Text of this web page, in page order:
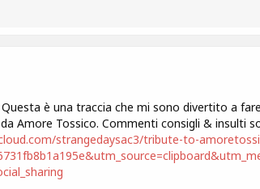
è una traccia che mi sono divertito a fare
Amore Tossico. Commenti consigli & insulti
strangedaysac3/tribute-to-